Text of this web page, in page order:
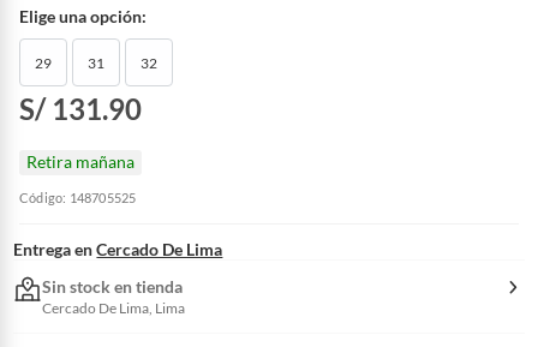
Elige una opción:
29 31 32
S/ 131.90
Retira mañana
Código: 148705525
Entrega en Cercado De Lima
Sin stock en tienda
Cercado De Lima, Lima